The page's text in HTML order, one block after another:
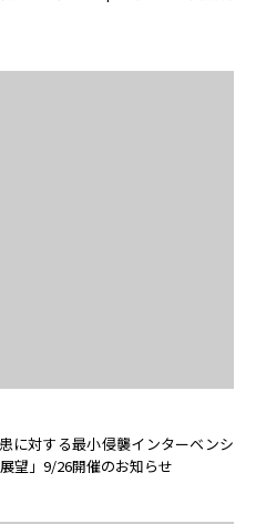
に対する最小侵襲インターベンシ
望」9/26開催のお知らせ